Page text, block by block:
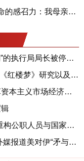
【红歌会专题讲座】阳和平| 中国革命的感召力：我母亲寒春的人生选择与她们的红色时代
说出“给我送点钱”“冯院长挺喜欢你的”的执行局局长被停职，被骚扰的当事人还有问题待解决
1950年代文艺路线之争（2）——对《红楼梦》研究以及胡适唯心主义的批判。无产阶级文艺之四
社会主义市场经济只能是改造、变革资本主义市场经济和封建残余的结果——变革和约束雇佣制
从根源切断“退路”：国务院841号令重构公职人员与国家的契约
媒体分析弹道导弹将改变战场规则 外媒报道美对伊“矛与盾”武器几乎耗尽 美智库披露六大原因